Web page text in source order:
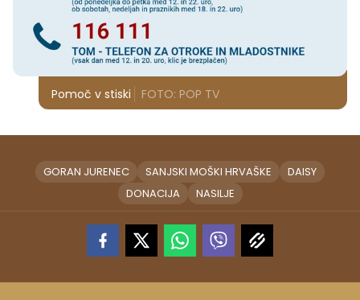
Pomoč v stiski FOTO: POP TV
GORAN JURENEC SANJSKI MOŠKI HRVAŠKE
DAISY
DONACIJA
NASILJE